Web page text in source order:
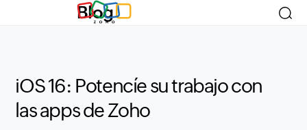
Blog
iOS 16: Potencíe su trabajo con
las apps de Zoho